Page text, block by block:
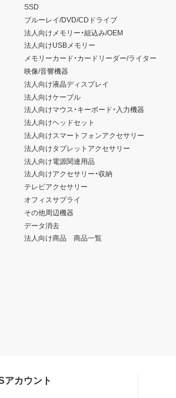
SSD
ブルーレイ/DVD/CDドライブ
法人向けメモリー・組込み/OEM
法人向けUSBメモリー
メモリーカード・カードリーダー/ライター
映像/音響機器
法人向け液晶ディスプレイ
法人向けケーブル
法人向けマウス・キーボード・入力機器
法人向けヘッドセット
法人向けスマートフォンアクセサリー
法人向けタブレットアクセサリー
法人向け電源関連用品
法人向けアクセサリー・収納
テレビアクセサリー
オフィスサプライ
その他周辺機器
データ消去
法人向け商品 商品一覧
アカウント